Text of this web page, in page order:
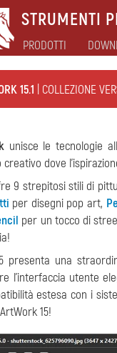
STRUMENTI
PRODOTTI
15.1 | COLLEZIONE
unisce le tecnologie
dove
9 strepitosi stili di
per disegni pop art,
per un tocco di
presenta una
l'interfaccia utente
estesa con i
15!